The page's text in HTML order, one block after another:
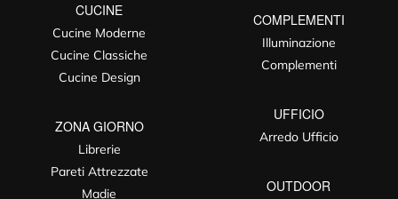
CUCINE
Cucine Moderne
Cucine Classiche
Cucine Design
ZONA GIORNO
Librerie
Pareti Attrezzate
Madie
COMPLEMENTI
Illuminazione
Complementi
UFFICIO
Arredo Ufficio
OUTDOOR